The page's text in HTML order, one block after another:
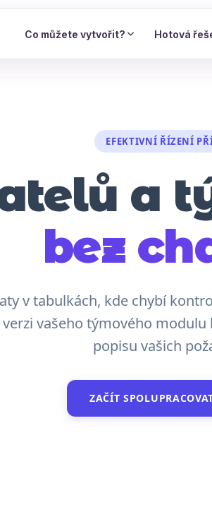
Co můžete vytvořit? Hotová
EFEKTIVNÍ ŘÍZENÍ
a
bez
v tabulkách, kde chybí
vašeho týmového
popisu vašich
ZAČÍT